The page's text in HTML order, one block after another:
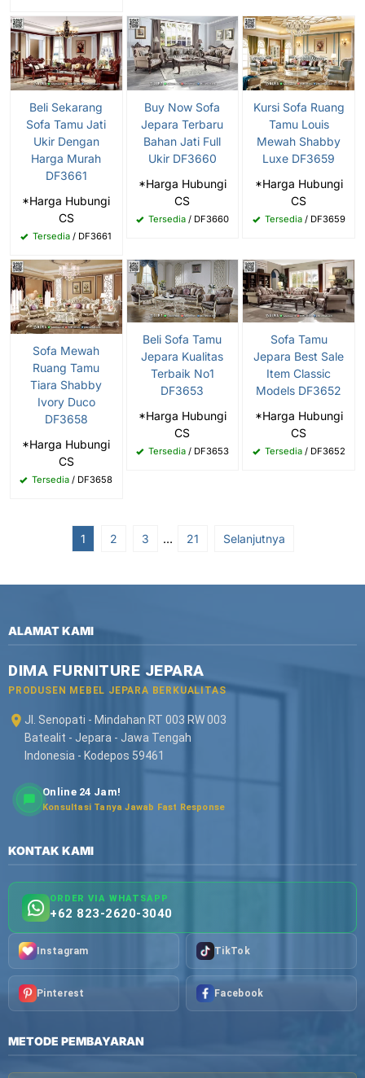
Beli Sekarang
Sofa Tamu Jati
Ukir Dengan
Harga Murah
DF3661
*Harga Hubungi
CS
Tersedia / DF3661
Buy Now Sofa
Jepara Terbaru
Bahan Jati Full
Ukir DF3660
*Harga Hubungi
CS
Tersedia/ DF3660
Kursi Sofa Ruang
Tamu Louis
Mewah Shabby
Luxe DF3659
*Harga Hubungi
CS
Tersedia/ DF3659
Sofa Mewah
Ruang Tamu
Tiara Shabby
Ivory Duco
DF3658
*Harga Hubungi
CS
Tersedia / DF3658
Beli Sofa Tamu
Jepara Kualitas
Terbaik No1
DF3653
*Harga Hubungi
CS
Tersedia/ DF3653
Sofa Tamu
Jepara Best Sale
Item Classic
Models DF3652
*Harga Hubungi
CS
Tersedia/ DF3652
1 2 3 … 21 Selanjutnya
ALAMAT KAMI
DIMA FURNITURE JEPARA
PRODUSEN MEBEL JEPARA BERKUALITAS
Jl. Senopati - Mindahan RT 003 RW 003
Batealit - Jepara - Jawa Tengah
Indonesia - Kodepos 59461
Online 24 Jam!
Konsultasi Tanya Jawab Fast Response
KONTAK KAMI
ORDER VIA WHATSAPP
+62 823-2620-3040
Instagram TikTok
Pinterest Facebook
METODE PEMBAYARAN